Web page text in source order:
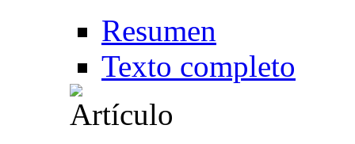
Resumen
Texto completo